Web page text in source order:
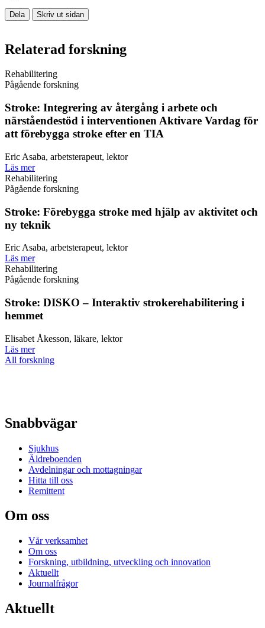
Dela Skriv ut sidan
Relaterad forskning
Rehabilitering
Pågående forskning
Stroke: Integrering av återgång i arbete och
närståendestöd i interventionen Aktivare Vardag för
att förebygga stroke efter en TIA
Eric Asaba, arbetsterapeut, lektor
Läs mer
Rehabilitering
Pågående forskning
Stroke: Förebygga stroke med hjälp av aktivitet och
ny teknik
Eric Asaba, arbetsterapeut, lektor
Läs mer
Rehabilitering
Pågående forskning
Stroke: DISKO – Interaktiv strokerehabilitering i
hemmet
Elisabet Åkesson, läkare, lektor
Läs mer
All forskning
Snabbvägar
Sjukhus
Äldreboenden
Avdelningar och mottagningar
Hitta till oss
Remittent
Om oss
Vår verksamhet
Om oss
Forskning, utbildning, utveckling och innovation
Aktuellt
Journalfrågor
Aktuellt